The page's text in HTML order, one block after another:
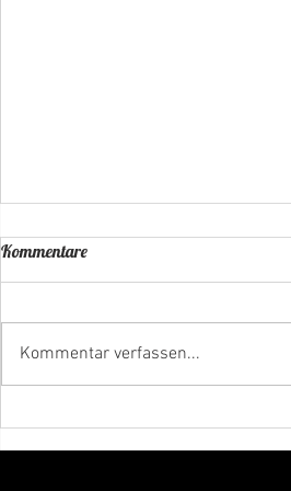
Musikschule!
Kommentare
Kommentar verfassen...